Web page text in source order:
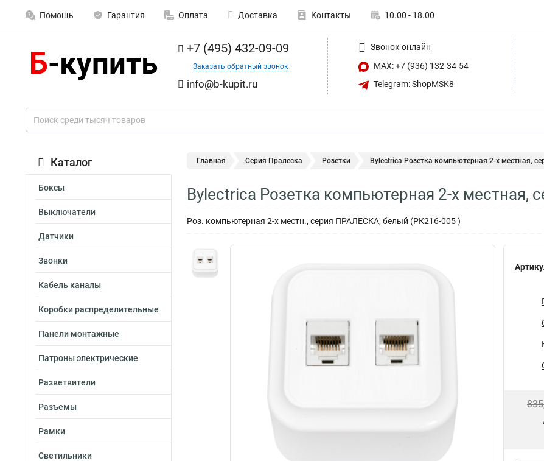
Помощь Гарантия Оплата Доставка Контакты 10.00 - 18.00
+7 (495) 432-09-09
Заказать обратный звонок
info@b-kupit.ru
Звонок онлайн
MAX: +7 (936) 132-34-54
Telegram: ShopMSK8
Каталог
Боксы
Выключатели
Датчики
Звонки
Кабель каналы
Коробки распределительные
Панели монтажные
Патроны электрические
Разветвители
Разъемы
Рамки
Светильники
Главная Серия Пралеска Розетки Bylectrica Розетка компьютерная 2-х местная,
Bylectrica Розетка компьютерная 2-х
Роз. компьютерная 2-х местн., серия ПРАЛЕСКА, белый (РК216-005 )